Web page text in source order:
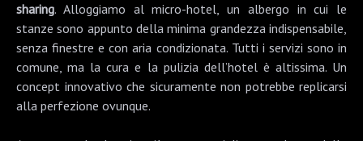
sharing. Alloggiamo almicro-hotel, un albergo in cui le
stanze sono appunto della minima grandezza indispensabile,
senza finestre e con aria condizionata. Tutti i servizi sono in
comune, ma la cura e la pulizia dell’hotel è altissima. Un
concept innovativo che sicuramente non potrebbe replicarsi
alla perfezione ovunque.